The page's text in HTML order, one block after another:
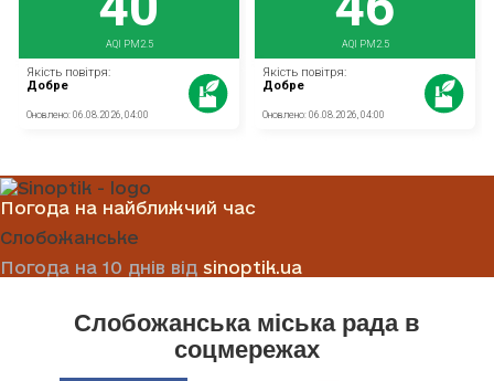
Погода на найближчий час
Слобожанське
Погода на 10 днів від sinoptik.ua
Слобожанська міська рада в
соцмережах